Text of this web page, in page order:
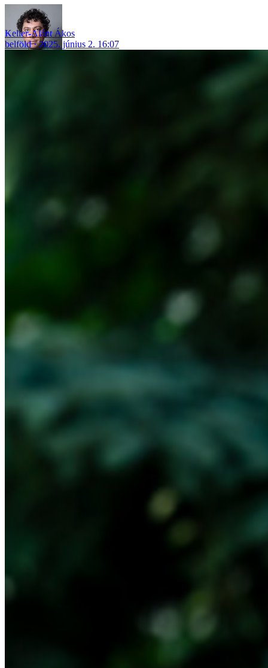
Keller-Alánt Ákos
belföld
2025. június 2. 16:07